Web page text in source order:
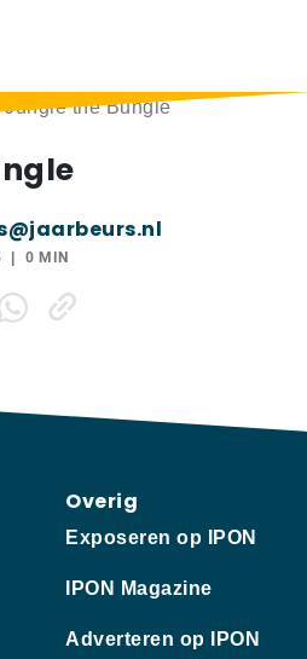
Jungle the Bungle
0 MIN
Overig
Exposeren op IPON
IPON Magazine
Adverteren op IPON